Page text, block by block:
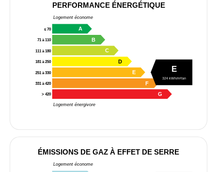
PERFORMANCE ÉNERGÉTIQUE
Logement économe
Logement énergivore
≤ 70 A
71 à 110 B
111 à 180 C
181 à 250 D
251 à 330 E
331 à 420 F
> 420 G
E
324 kWh/m²/an
ÉMISSIONS DE GAZ À EFFET DE SERRE
Logement économe